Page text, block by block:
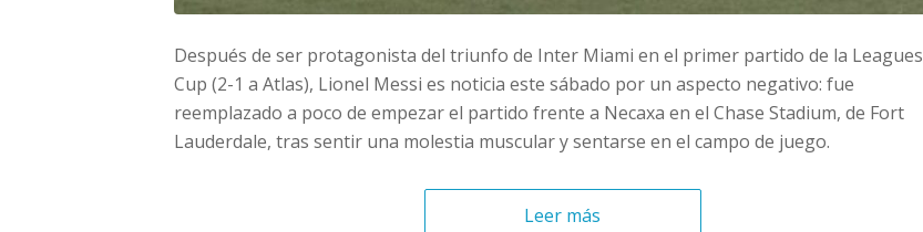
Después de ser protagonista del triunfo de Inter Miami en el primer partido de la Leagues
Cup (2-1 a Atlas), Lionel Messi es noticia este sábado por un aspecto negativo: fue
reemplazado a poco de empezar el partido frente a Necaxa en el Chase Stadium, de Fort
Lauderdale, tras sentir una molestia muscular y sentarse en el campo de juego.
Leer más